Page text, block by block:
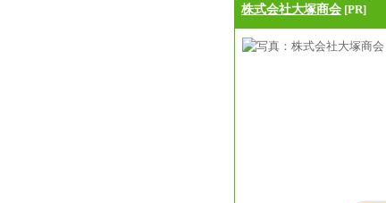
株式会社大塚商会 [PR]